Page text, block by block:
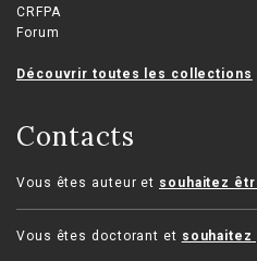
CRFPA
Forum
Découvrir toutes les collections
Contacts
Vous êtes auteur et souhaitez
Vous êtes doctorant et